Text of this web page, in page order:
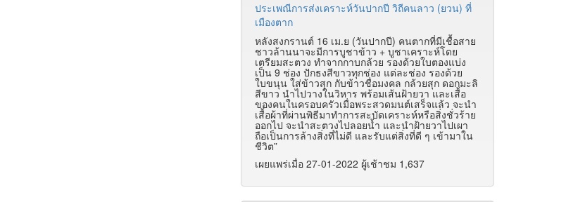
ประเพณีการส่งเคราะห์วันปากปี วิถีคนลาว (ยวน) ที่
เมืองตาก
หลังสงกรานต์ 16 เม.ย (วันปากปี) คนตากที่มีเชื้อสาย
ชาวล้านนาจะมีการบูชาข้าว + บูชาเคราะห์โดย
เตรียมสะตวง ทำจากกาบกล้วย รองด้วยใบตองแบ่ง
เป็น 9 ช่อง ปักธงสีขาวทุกช่อง แต่ละช่อง รองด้วย
ใบขนุน ใส่ข้าวสุก กับข้าวชื่อมงคล กล้วยสุก ดอกมะลิ
สีขาว นำไปวางในวิหาร พร้อมเส้นฝ้ายวา และเสื้อ
ของคนในครอบครัวเมื่อพระสวดมนต์เสร็จแล้ว จะนำ
เสื้อผ้าที่ผ่านพิธีมาทำการสะบัดเคราะห์หรือสิ่งชั่วร้าย
ออกไป จะนำสะตวงไปลอยน้ำ และนำฝ้ายวาไปเผา
ถือเป็นการล้างสิ่งที่ไม่ดี และรับแต่สิ่งที่ดี ๆ เข้ามาใน
ชีวิต”
เผยแพร่เมื่อ 27-01-2022 ผู้เช้าชม 1,637